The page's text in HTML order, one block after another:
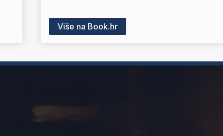
Više na Book.hr